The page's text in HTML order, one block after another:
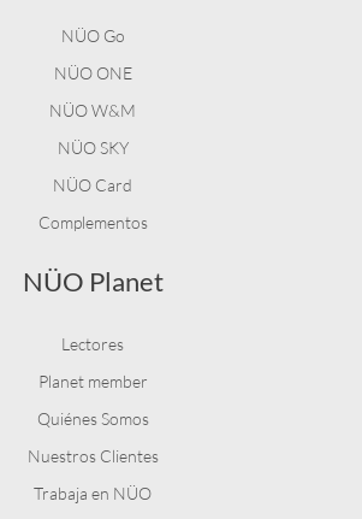
NÜO Go
NÜO ONE
NÜO W&M
NÜO SKY
NÜO Card
Complementos
NÜO Planet
Lectores
Planet member
Quiénes Somos
Nuestros Clientes
Trabaja en NÜO